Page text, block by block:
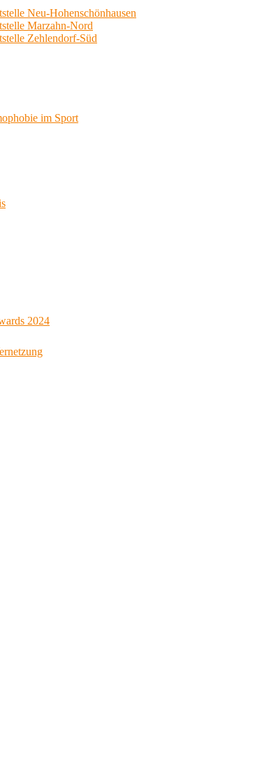
Neu-Hohenschönhausen
Marzahn-Nord
Zehlendorf-Süd
im Sport
2024